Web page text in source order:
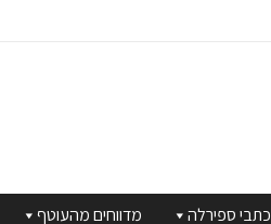
כתבי ספירלה מדווחים מהעוטף